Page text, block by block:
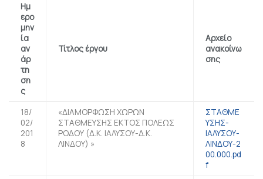
Ημ
ερο
μην
ία
αν
άρ
τη
ση
ς
Τίτλος έργου
Αρχείο
ανακοίνω
σης
18/
02/
201
8
«ΔΙΑΜΟΡΦΩΣΗ ΧΩΡΩΝ
ΣΤΑΘΜΕΥΣΗΣ ΕΚΤΟΣ ΠΟΛΕΩΣ
ΡΟΔΟΥ (Δ.Κ. ΙΑΛΥΣΟΥ-Δ.Κ.
ΛΙΝΔΟΥ) »
ΣΤΑΘΜΕ
ΥΣΗΣ-
ΙΑΛΥΣΟΥ-
ΛΙΝΔΟΥ-2
00.000.pd
f